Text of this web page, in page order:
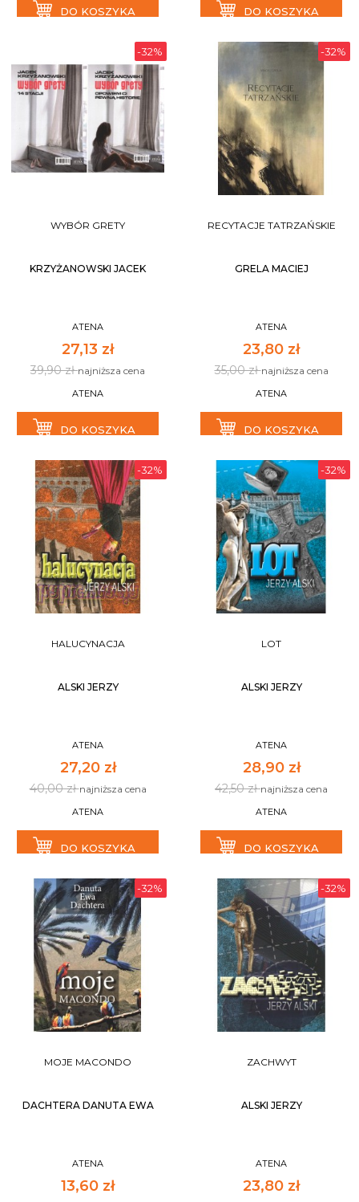
DO KOSZYKA DO KOSZYKA
-32%
WYBÓR GRETY
KRZYŻANOWSKI JACEK
ATENA
27,13 zł
39,90 złnajniższa cena
ATENA
DO KOSZYKA
-32%
RECYTACJE TATRZAŃSKIE
GRELA MACIEJ
ATENA
23,80 zł
35,00 złnajniższa cena
ATENA
DO KOSZYKA
-32%
HALUCYNACJA
ALSKI JERZY
ATENA
27,20 zł
40,00 złnajniższa cena
ATENA
DO KOSZYKA
-32%
LOT
ALSKI JERZY
ATENA
28,90 zł
42,50 złnajniższa cena
ATENA
DO KOSZYKA
-32%
MOJE MACONDO
DACHTERA DANUTA EWA
ATENA
13,60 zł
-32%
ZACHWYT
ALSKI JERZY
ATENA
23,80 zł